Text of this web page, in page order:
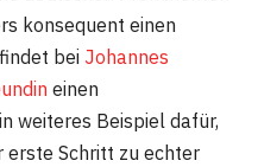
konsequent einen
bei Johannes
einen
weiteres Beispiel dafür,
erste Schritt zu echter